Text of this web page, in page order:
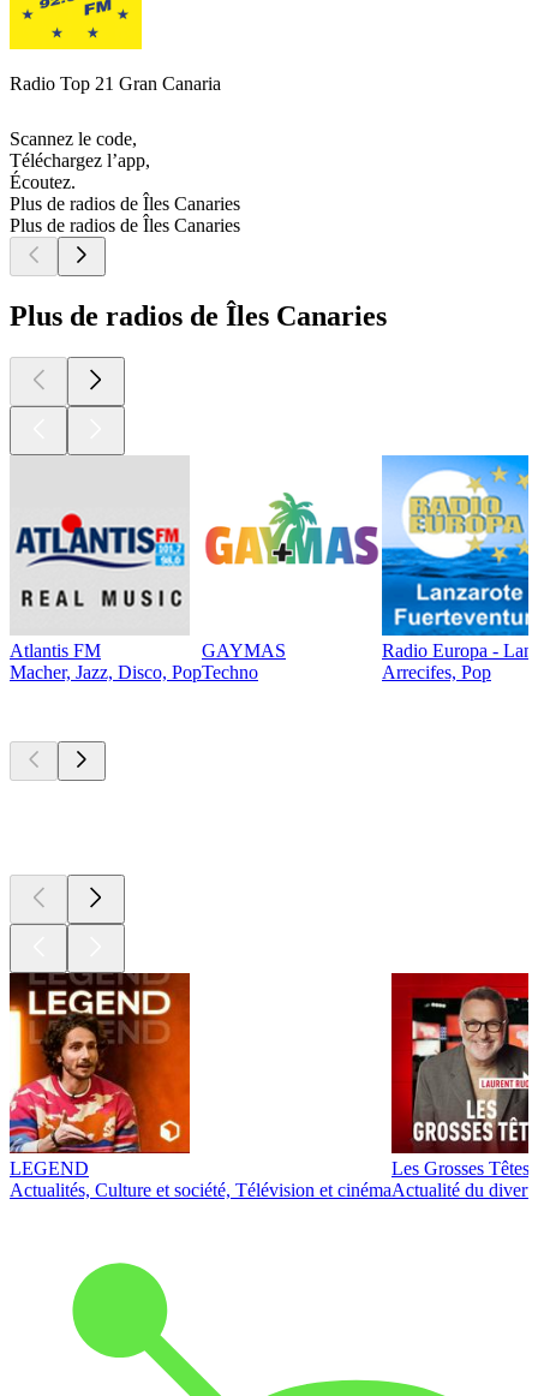
Radio Top 21 Gran Canaria
Scannez le code,
Téléchargez l’app,
Écoutez.
Plus de radios de Îles Canaries
Plus de radios de Îles Canaries
Plus de radios de Îles Canaries
Atlantis FM
Macher, Jazz, Disco, Pop
GAYMAS
Techno
Radio Europa -
Arrecifes, Pop
LEGEND
Actualités, Culture et société, Télévision et cinéma
Les Grosses Têtes
Actualité du